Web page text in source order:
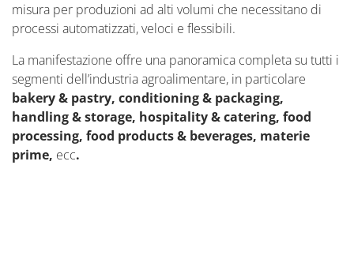
misura per produzioni ad alti volumi che necessitano di
processi automatizzati, veloci e flessibili.
La manifestazione offre una panoramica completa su tutti i
segmenti dell’industria agroalimentare, in particolare
bakery & pastry, conditioning & packaging,
handling & storage, hospitality & catering, food
processing, food products & beverages, materie
prime, ecc.